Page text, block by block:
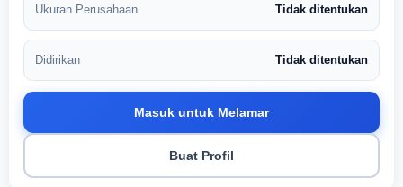
Ukuran Perusahaan Tidak ditentukan
Didirikan Tidak ditentukan
Masuk untuk Melamar
Buat Profil